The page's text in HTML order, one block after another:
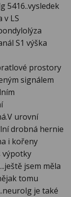
5416..vysledek
v LS
S1 výška
prostory
signálem
urovní
drobná hernie
i kořeny
výpotky
jsem měla
tomu
je také